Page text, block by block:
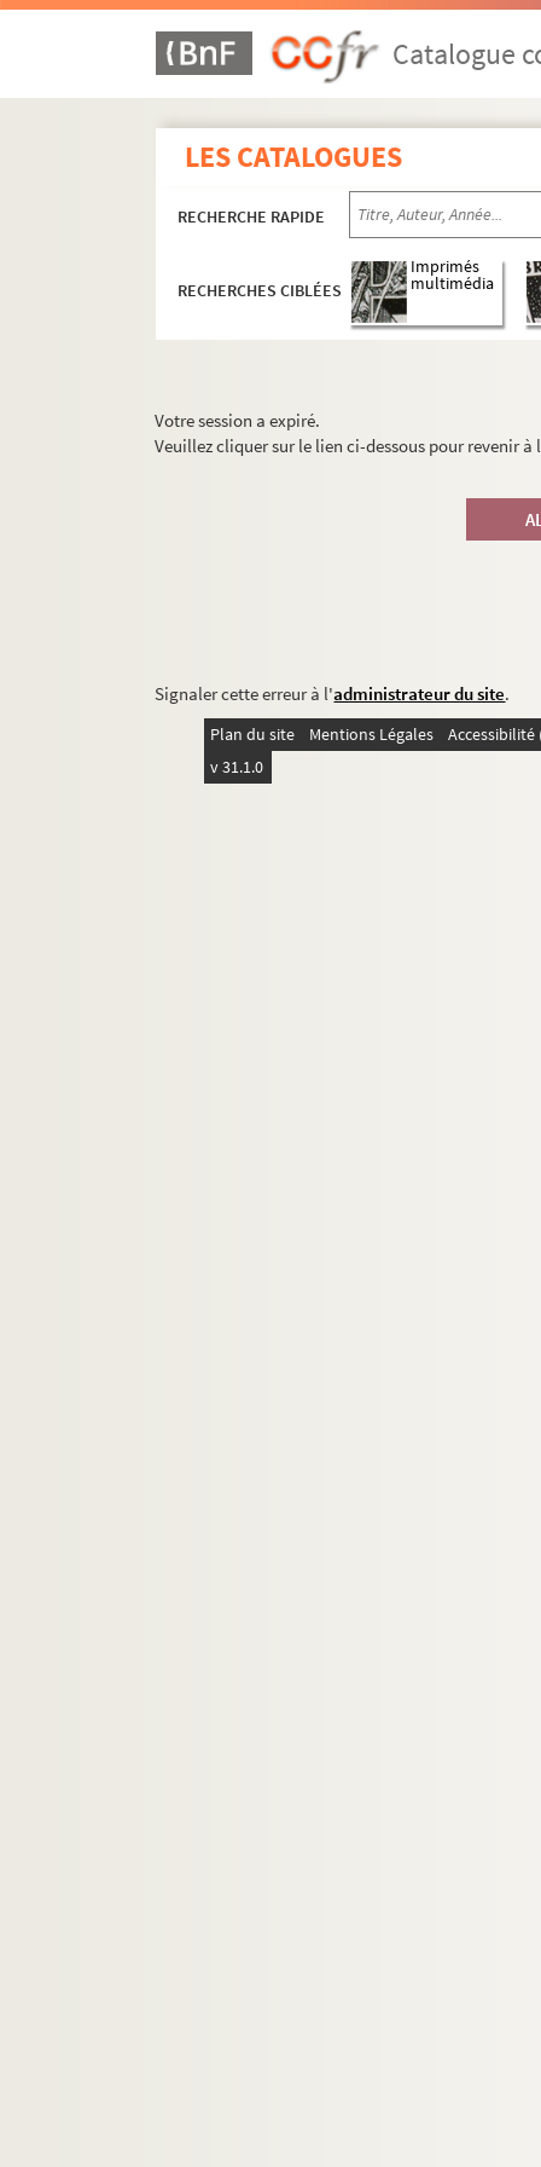
Catalogue
LES CATALOGUES
RECHERCHE RAPIDE
RECHERCHES CIBLÉES
Imprimés
multimédia
Votre session a expiré.
Veuillez cliquer sur le lien ci-dessous pour revenir
Signaler cette erreur à l'administrateur du site.
Plan du site Mentions Légales
v 31.1.0